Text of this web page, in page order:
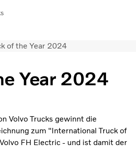
Lkw-KonfiguratorDeutschland
of the Year 2024
Year 2024
Volvo Trucks gewinnt die
zum "International Truck of
FH Electric - und ist damit der